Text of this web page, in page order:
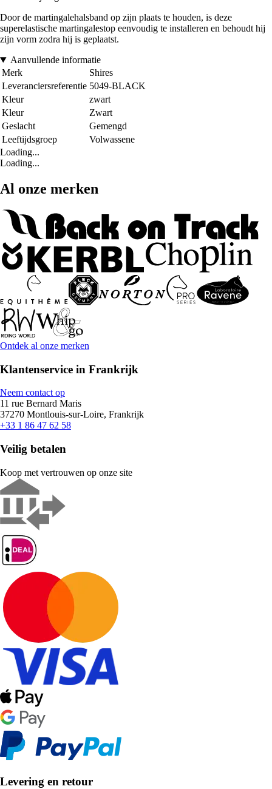
Door de martingalehalsband op zijn plaats te houden, is deze
superelastische martingalestop eenvoudig te installeren en behoudt hij
zijn vorm zodra hij is geplaatst.
Aanvullende informatie
Merk
Shires
Leveranciersreferentie 5049-BLACK
Kleur
zwart
Kleur
Zwart
Geslacht
Gemengd
Leeftijdsgroep
Volwassene
Loading...
Loading...
Al onze merken
Ontdek al onze merken
Klantenservice in Frankrijk
Neem contact op
11 rue Bernard Maris
37270 Montlouis-sur-Loire, Frankrijk
+33 1 86 47 62 58
Veilig betalen
Koop met vertrouwen op onze site
Levering en retour